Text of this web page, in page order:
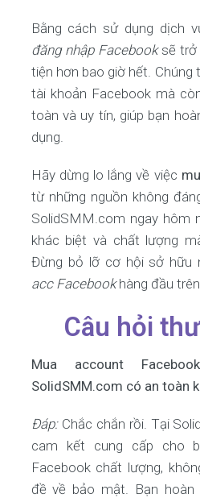
Bằng cách sử dụng dịch
đăng nhập Facebooksẽ trở
tiện hơn bao giờ hết. Chúng
tài khoản Facebook mà
toàn và uy tín, giúp bạn
dụng.
Hãy dừng lo lắng về việc
từ những nguồn không
SolidSMM.com ngay hôm
khác biệt và chất lượng
Đừng bỏ lỡ cơ hội sở hữu
acc Facebookhàng đầu
Câu hỏi
Mua account
SolidSMM.com có an toàn
Đáp: Chắc chắn rồi. Tại
cam kết cung cấp cho
Facebook chất lượng,
đề về bảo mật. Bạn